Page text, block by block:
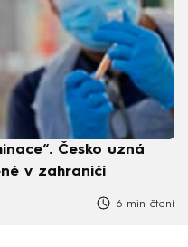
Česko uzná
v zahraničí
6 min čtení